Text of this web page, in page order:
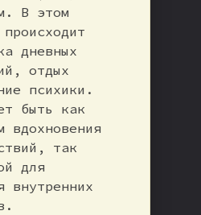
В этом
дневных
отдых
психики.
быть как
вдохновения
так
для
внутренних